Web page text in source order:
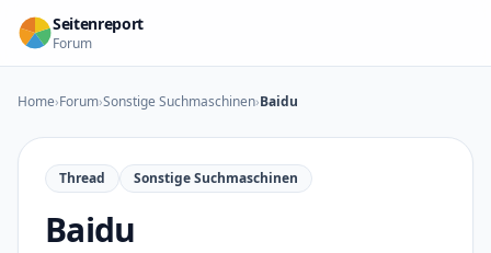
Zum Inhalt springen
Seitenreport
Forum
Home›Forum›Sonstige Suchmaschinen›Baidu
Thread Sonstige Suchmaschinen
Baidu